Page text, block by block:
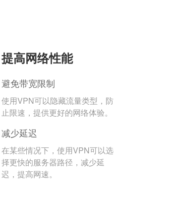
提高网络性能
避免带宽限制
使用VPN可以隐藏流量类型，防
止限速，提供更好的网络体验。
减少延迟
在某些情况下，使用VPN可以选
择更快的服务器路径，减少延
迟，提高网速。